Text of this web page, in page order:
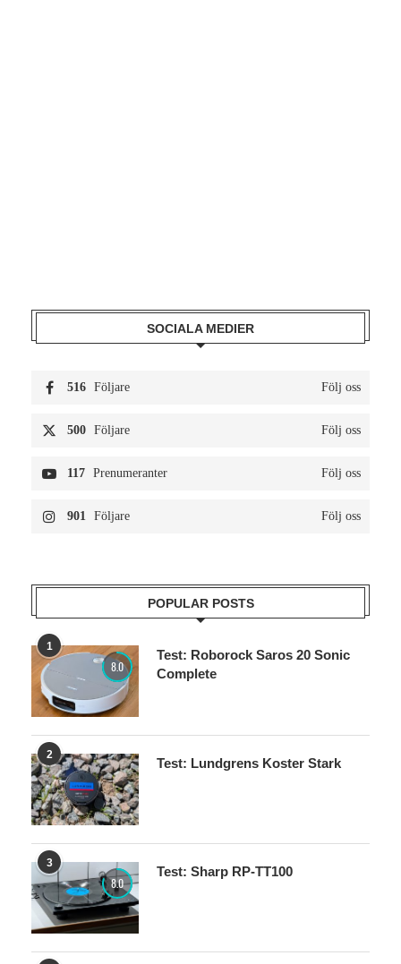
SOCIALA MEDIER
516 Följare Följ oss
500 Följare Följ oss
117 Prenumeranter Följ oss
901 Följare Följ oss
POPULAR POSTS
1
8.0
Test: Roborock Saros 20 Sonic
Complete
2
Test: Lundgrens Koster Stark
3
8.0
Test: Sharp RP-TT100